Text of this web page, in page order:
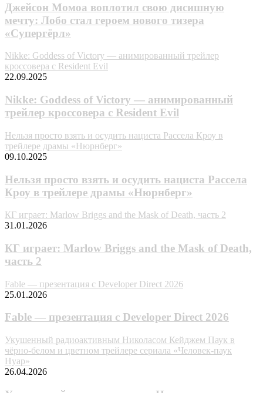
Джейсон Момоа воплотил свою дисишную
мечту: Лобо стал героем нового тизера
«Супергёрл»
Nikke: Goddess of Victory — анимированный трейлер
кроссовера с Resident Evil
22.09.2025
Nikke: Goddess of Victory — анимированный
трейлер кроссовера с Resident Evil
Нельзя просто взять и осудить нациста Рассела Кроу в
трейлере драмы «Нюрнберг»
09.10.2025
Нельзя просто взять и осудить нациста Рассела
Кроу в трейлере драмы «Нюрнберг»
КГ играет: Marlow Briggs and the Mask of Death, часть 2
31.01.2026
КГ играет: Marlow Briggs and the Mask of Death,
часть 2
Fable — презентация с Developer Direct 2026
25.01.2026
Fable — презентация с Developer Direct 2026
Укушенный радиоактивным Николасом Кейджем Паук в
чёрно-белом и цветном трейлере сериала «Человек-паук
Нуар»
26.04.2026